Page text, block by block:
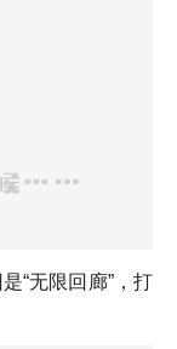
“无限回廊”，打